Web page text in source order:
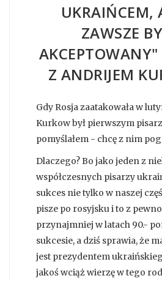
UKRAIŃCEM,
ZAWSZE
Z ANDRIJEM
Gdy Rosja zaatakowała w
Kurkow był pierwszym
pomyślałem - chcę z nim
Dlaczego? Bo jako jeden z
współczesnych pisarzy
sukces nie tylko w naszej
pisze po rosyjsku i to z
przynajmniej w latach 90.-
sukcesie, a dziś sprawia, że
jest prezydentem
jakoś wciąż wierzę w tego